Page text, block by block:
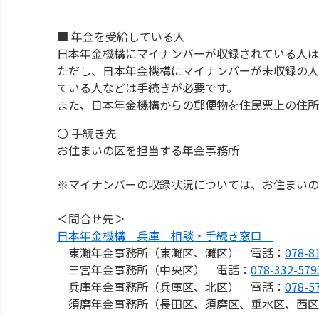
■ 年金を受給している人
日本年金機構にマイナンバーが収録されている人
ただし、日本年金機構にマイナンバーが未収録の
ている人などは手続きが必要です。
また、日本年金機構からの郵便物を住民票上の住
〇 手続き先
お住まいの区を担当する年金事務所
※マイナンバーの収録状況については、お住まい
＜問合せ先＞
日本年金機構 兵庫 相談・手続き窓口
東灘年金事務所（東灘区、灘区） 電話： 078-
三宮年金事務所（中央区） 電話： 078-332-
兵庫年金事務所（兵庫区、北区） 電話： 078-
須磨年金事務所（長田区、須磨区、垂水区、西